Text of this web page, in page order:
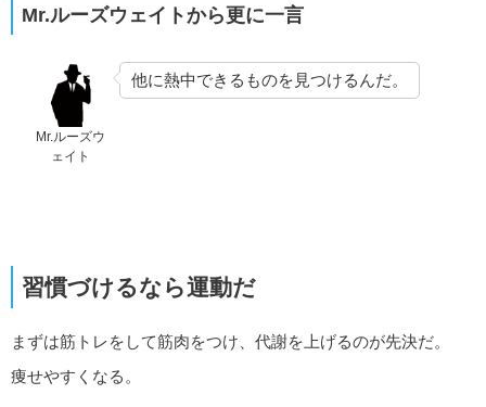
Mr.ルーズウェイトから更に一言
Mr.ルーズウ
ェイト
他に熱中できるものを見つけるんだ。
習慣づけるなら運動だ
まずは筋トレをして筋肉をつけ、代謝を上げるのが先決だ。
痩せやすくなる。